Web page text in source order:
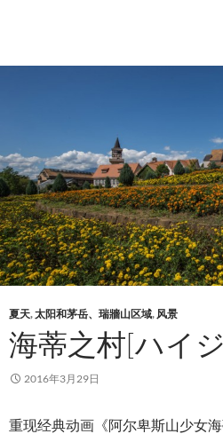
夏天,太阳和茅岳、瑞牆山区域, 风景
海蒂之村[ハイ
2016年3月29日
重现经典动画《阿尔卑斯山少女